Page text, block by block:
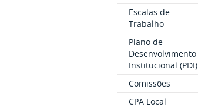
Escalas de
Trabalho
Plano de
Desenvolvimento
Institucional (PDI)
Comissões
CPA Local